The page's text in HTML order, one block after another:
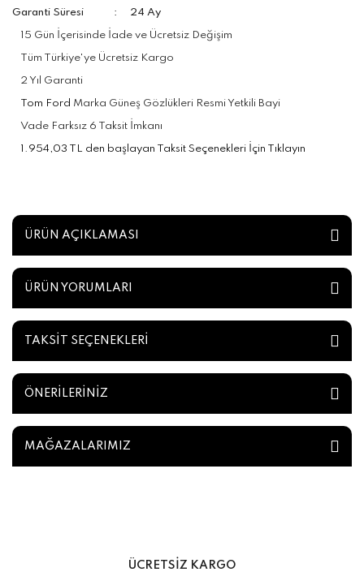
Garanti Süresi 24 Ay
15 Gün İçerisinde İade ve Ücretsiz Değişim
Tüm Türkiye'ye Ücretsiz Kargo
2 Yıl Garanti
Tom Ford Marka Güneş Gözlükleri Resmi Yetkili Bayi
Vade Farksız 6 Taksit İmkanı
1.954,03 TL den başlayan Taksit Seçenekleri İçin Tıklayın
ÜRÜN AÇIKLAMASI
ÜRÜN YORUMLARI
TAKSİT SEÇENEKLERİ
ÖNERİLERİNİZ
MAĞAZALARIMIZ
ÜCRETSİZ KARGO